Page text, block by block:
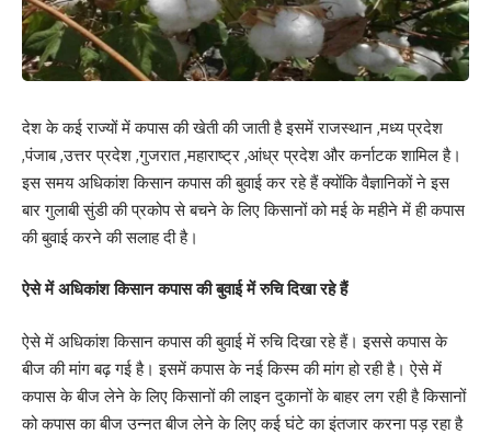
देश के कई राज्यों में कपास की खेती की जाती है इसमें राजस्थान ,मध्य प्रदेश
,पंजाब ,उत्तर प्रदेश ,गुजरात ,महाराष्ट्र ,आंध्र प्रदेश और कर्नाटक शामिल है।
इस समय अधिकांश किसान कपास की बुवाई कर रहे हैं क्योंकि वैज्ञानिकों ने इस
बार गुलाबी सुंडी की प्रकोप से बचने के लिए किसानों को मई के महीने में ही कपास
की बुवाई करने की सलाह दी है।
ऐसे में अधिकांश किसान कपास की बुवाई में रुचि दिखा रहे हैं
ऐसे में अधिकांश किसान कपास की बुवाई में रुचि दिखा रहे हैं। इससे कपास के
बीज की मांग बढ़ गई है। इसमें कपास के नई किस्म की मांग हो रही है। ऐसे में
कपास के बीज लेने के लिए किसानों की लाइन दुकानों के बाहर लग रही है किसानों
को कपास का बीज उन्नत बीज लेने के लिए कई घंटे का इंतजार करना पड़ रहा है